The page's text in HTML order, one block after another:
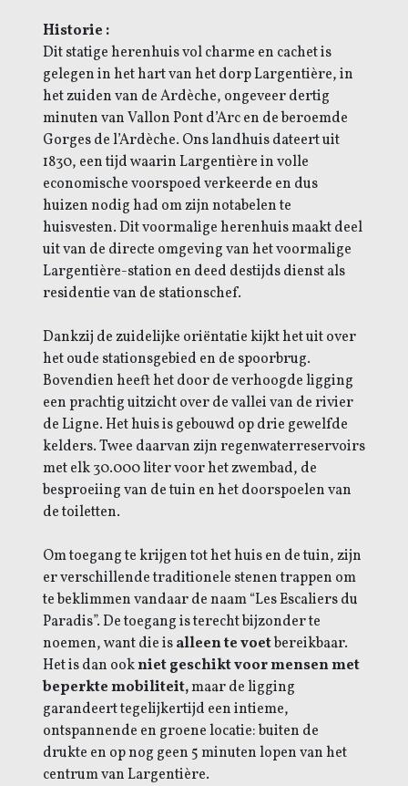
Historie :
Dit statige herenhuis vol charme en cachet is
gelegen in het hart van het dorp Largentière, in
het zuiden van de Ardèche, ongeveer dertig
minuten van Vallon Pont d’Arc en de beroemde
Gorges de l’Ardèche. Ons landhuis dateert uit
1830, een tijd waarin Largentière in volle
economische voorspoed verkeerde en dus
huizen nodig had om zijn notabelen te
huisvesten. Dit voormalige herenhuis maakt deel
uit van de directe omgeving van het voormalige
Largentière-station en deed destijds dienst als
residentie van de stationschef.
Dankzij de zuidelijke oriëntatie kijkt het uit over
het oude stationsgebied en de spoorbrug.
Bovendien heeft het door de verhoogde ligging
een prachtig uitzicht over de vallei van de rivier
de Ligne. Het huis is gebouwd op drie gewelfde
kelders. Twee daarvan zijn regenwaterreservoirs
met elk 30.000 liter voor het zwembad, de
besproeiing van de tuin en het doorspoelen van
de toiletten.
Om toegang te krijgen tot het huis en de tuin, zijn
er verschillende traditionele stenen trappen om
te beklimmen vandaar de naam “Les Escaliers du
Paradis”. De toegang is terecht bijzonder te
noemen, want die isalleen te voetbereikbaar.
Het is dan ookniet geschikt voor mensen met
beperkte mobiliteit,maar de ligging
garandeert tegelijkertijd een intieme,
ontspannende en groene locatie: buiten de
drukte en op nog geen 5 minuten lopen van het
centrum van Largentière.